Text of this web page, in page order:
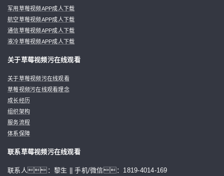
军用草莓视频APP成人下载
航空草莓视频APP成人下载
通信草莓视频APP成人下载
液冷草莓视频APP成人下载
关于草莓视频污在线观看
关于草莓视频污在线观看
草莓视频污在线观看理念
成长经历
组织架构
服务流程
体系保障
联系草莓视频污在线观看
联系人：黎生 || 手机/微信：1819-4014-169